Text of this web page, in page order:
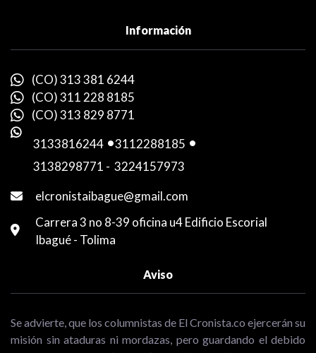
Información
(CO) 313 381 6244
(CO) 311 228 8185
(CO) 313 829 8771
3133816244 -3112288185 -
3138298771 - 3224157973
elcronistaibague@gmail.com
Carrera 3 no 8-39 oficina u4 Edificio Escorial
Ibagué - Tolima
Aviso
Se advierte, que los columnistas de El Cronista.co ejercerán su
misión sin ataduras ni mordazas, pero guardando el debido